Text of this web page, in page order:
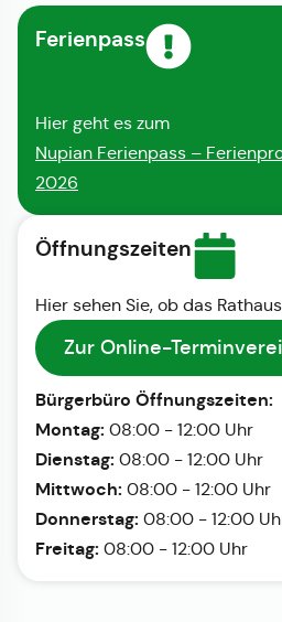
Ferienpass
Hier geht es zum
Nupian Ferienpass –
2026
Öffnungszeiten
Hier sehen Sie, ob das
Zur Online-
Bürgerbüro Öffnungszeiten:
Montag: 08:00 - 12:00 Uhr
Dienstag: 08:00 - 12:00 Uhr
Mittwoch: 08:00 - 12:00 Uhr
Donnerstag: 08:00 - 12:00
Freitag: 08:00 - 12:00 Uhr